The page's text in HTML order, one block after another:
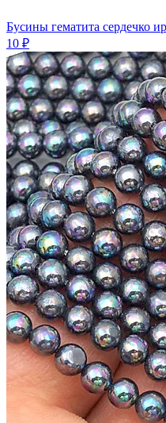
Бусины гематита сердечко
10 ₽